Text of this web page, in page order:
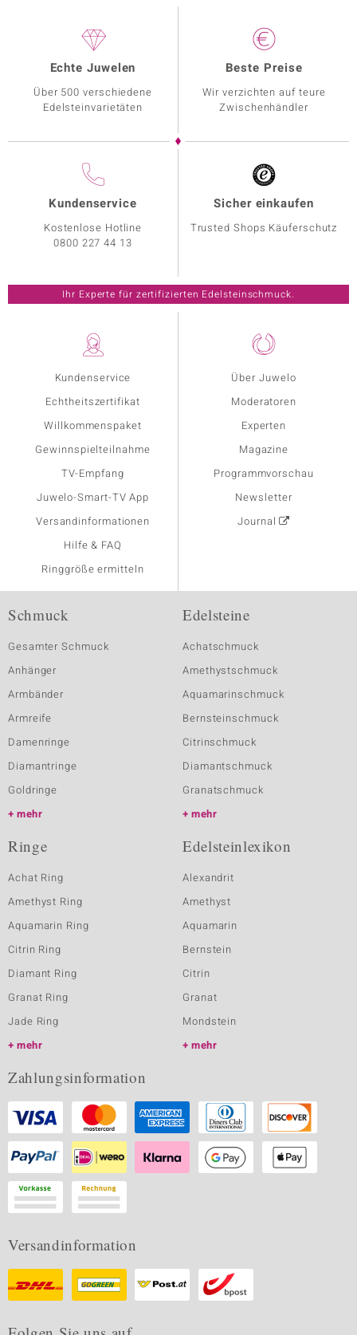
Kundenservice
Echtheitszertifikat
Willkommenspaket
Gewinnspielteilnahme
TV-Empfang
Juwelo-Smart-TV App
Versandinformationen
Hilfe & FAQ
Ringgröße ermitteln
Über Juwelo
Moderatoren
Experten
Magazine
Programmvorschau
Newsletter
Journal
Echte Juwelen
Über 500 verschiedene
Edelsteinvarietäten
Beste Preise
Wir verzichten auf teure
Zwischenhändler
Kundenservice
Kostenlose Hotline
0800 227 44 13
Sicher einkaufen
Trusted Shops Käuferschutz
Ihr Experte für zertifizierten Edelsteinschmuck.
Schmuck
Gesamter Schmuck
Anhänger
Armbänder
Armreife
Damenringe
Diamantringe
Goldringe
mehr
Edelsteine
Achatschmuck
Amethystschmuck
Aquamarinschmuck
Bernsteinschmuck
Citrinschmuck
Diamantschmuck
Granatschmuck
mehr
Ringe
Achat Ring
Amethyst Ring
Aquamarin Ring
Citrin Ring
Diamant Ring
Granat Ring
Jade Ring
mehr
Edelsteinlexikon
Alexandrit
Amethyst
Aquamarin
Bernstein
Citrin
Granat
Mondstein
mehr
Zahlungsinformation
Versandinformation